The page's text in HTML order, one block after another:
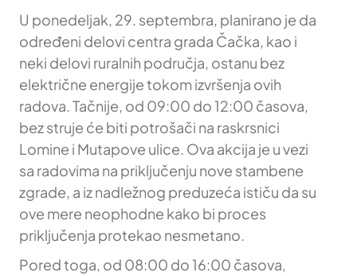
U ponedeljak, 29. septembra, planirano je da
određeni delovi centra grada Čačka, kao i
neki delovi ruralnih područja, ostanu bez
električne energije tokom izvršenja ovih
radova. Tačnije, od 09:00 do 12:00 časova,
bez struje će biti potrošači na raskrsnici
Lomine i Mutapove ulice. Ova akcija je u vezi
sa radovima na priključenju nove stambene
zgrade, a iz nadležnog preduzeća ističu da su
ove mere neophodne kako bi proces
priključenja protekao nesmetano.
Pored toga, od 08:00 do 16:00 časova,